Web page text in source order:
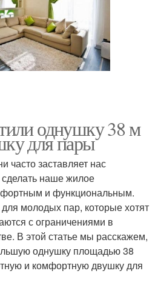
однушку 38 м
для пары
заставляет нас
наше жилое
и функциональным.
молодых пар, которые хотят
с ограничениями в
В этой статье мы расскажем,
однушку площадью 38
и комфортную двушку для